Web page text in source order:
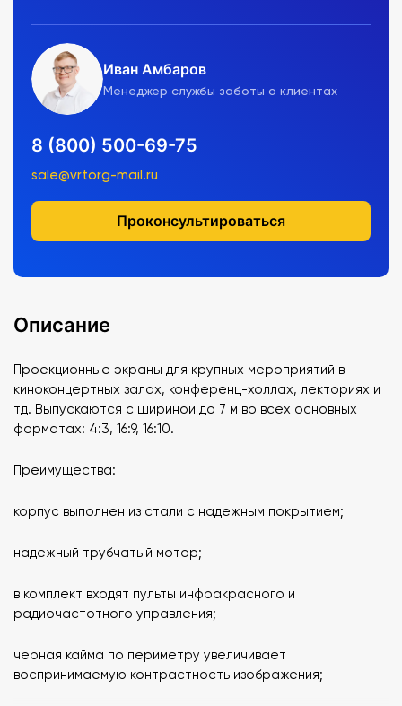
Иван Амбаров
Менеджер службы заботы о клиентах
8 (800) 500-69-75
sale@vrtorg-mail.ru
Проконсультироваться
Описание
Проекционные экраны для крупных мероприятий в
киноконцертных залах, конференц-холлах, лекториях и
тд. Выпускаются с шириной до 7 м во всех основных
форматах: 4:3, 16:9, 16:10.
Преимущества:
корпус выполнен из стали с надежным покрытием;
надежный трубчатый мотор;
в комплект входят пульты инфракрасного и
радиочастотного управления;
черная кайма по периметру увеличивает
воспринимаемую контрастность изображения;